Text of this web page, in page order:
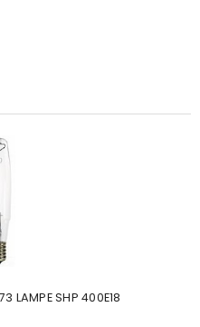
LAMPE SHP 400E18